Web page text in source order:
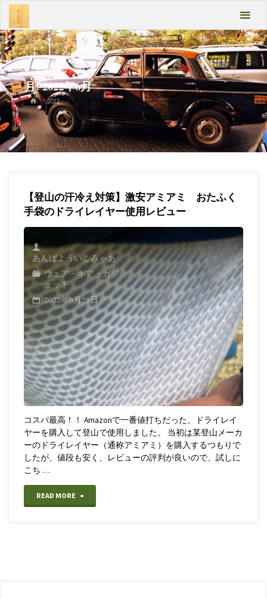
テ
ン
ツ
へ
ス
キ
ッ
プ
ばよ
うい
こみ
ゃあ
Take
it
月:2022年6月
ホ
ー
ム
2022 6月
【登山の汗冷え対策】激安アミアミ おたふく
手袋のドライレイヤー使用レビュー
あんばよういこみゃあ
ウェア・ギア・ガジ
ェット
2022年6月28日
コスパ最高！！ Amazonで一番値打ちだった、ドライレイ
ヤーを購入して登山で使用しました。 当初は某登山メーカ
ーのドライレイヤー（通称アミアミ）を購入するつもりで
したが、値段も安く、レビューの評判が良いので、試しに
こち …
READ MORE "【登